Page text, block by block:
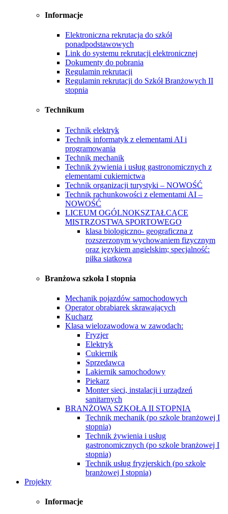
Informacje
Elektroniczna rekrutacja do szkół
ponadpodstawowych
Link do systemu rekrutacji elektronicznej
Dokumenty do pobrania
Regulamin rekrutacji
Regulamin rekrutacji do Szkół Branżowych II
stopnia
Technikum
Technik elektryk
Technik informatyk z elementami AI i
programowania
Technik mechanik
Technik żywienia i usług gastronomicznych z
elementami cukiernictwa
Technik organizacji turystyki – NOWOŚĆ
Technik rachunkowości z elementami AI –
NOWOŚĆ
LICEUM OGÓLNOKSZTAŁCĄCE
MISTRZOSTWA SPORTOWEGO
klasa biologiczno- geograficzna z
rozszerzonym wychowaniem fizycznym
oraz językiem angielskim; specjalność:
piłka siatkowa
Branżowa szkoła I stopnia
Mechanik pojazdów samochodowych
Operator obrabiarek skrawających
Kucharz
Klasa wielozawodowa w zawodach:
Fryzjer
Elektryk
Cukiernik
Sprzedawca
Lakiernik samochodowy
Piekarz
Monter sieci, instalacji i urządzeń
sanitarnych
BRANŻOWA SZKOŁA II STOPNIA
Technik mechanik (po szkole branżowej I
stopnia)
Technik żywienia i usług
gastronomicznych (po szkole branżowej I
stopnia)
Technik usług fryzjerskich (po szkole
branżowej I stopnia)
Projekty
Informacje